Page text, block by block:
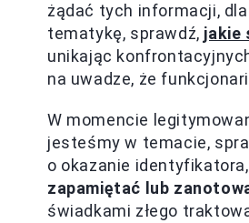
żądać tych informacji,
tematykę, sprawdź, jakie
unikając
na uwadze, że
W momencie
jesteśmy w temacie,
o okazanie
zapamiętać lub
świadkami złego